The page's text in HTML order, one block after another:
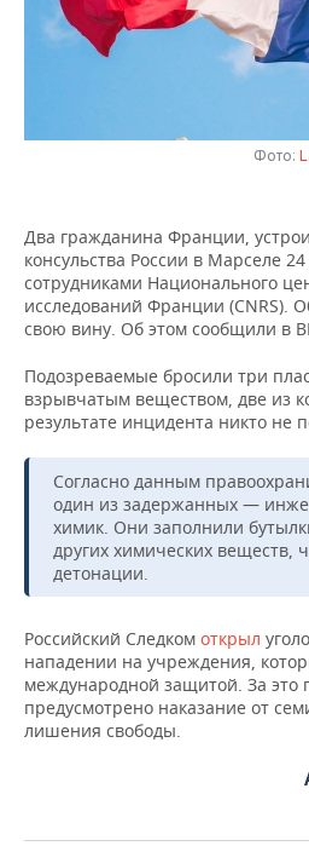
НЕФТЕХИМИЯ
РОЗНИЧНАЯ ТОРГОВЛЯ
НОВОСТИ ТЕХНОЛОГИЙ
МЕРОПРИЯТИЯ
ONLINE-КОНФЕРЕНЦИИ
ОТКРЫТАЯ ЛЕКЦИЯ
ХОККЕЙ
БАСКЕТБОЛ
ВОЛЕЙБОЛ
КИБЕРСПОРТ
ФИГУРНОЕ КАТАНИЕ
ВОДНЫЕ ВИДЫ СПОРТА
ХОККЕЙ С МЯЧОМ
ВЛАСТЬ
ИНФРАСТРУКТУРА
ИСТОРИЯ
КУЛЬТУРА
МЕДИЦИНА
ОБРАЗОВАНИЕ
ПРОИСШЕСТВИЯ
СЮЖЕТЫ
СПРАВОЧНИК
СПИСОК ПЕРСОН
СПИСОК КОМПАНИЙ
ПОЛНАЯ ВЕРСИЯ
Фото:
Два гражданина Франции,
консульства России в Марселе
сотрудниками Национального
исследований Франции (CNRS).
свою вину. Об этом сообщили в
Подозреваемые бросили три
взрывчатым веществом, две из
результате инцидента никто не
Согласно данным
один из задержанных —
химик. Они заполнили
других химических веществ,
детонации.
Российский Следком открыл
нападении на учреждения,
международной защитой. За это
предусмотрено наказание от
лишения свободы.